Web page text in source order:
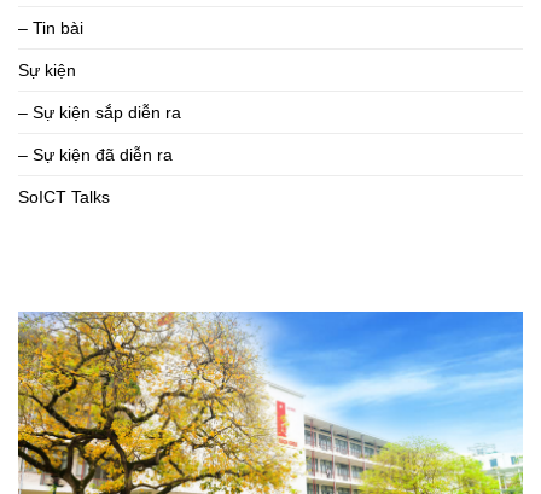
– Tin bài
Sự kiện
– Sự kiện sắp diễn ra
– Sự kiện đã diễn ra
SoICT Talks